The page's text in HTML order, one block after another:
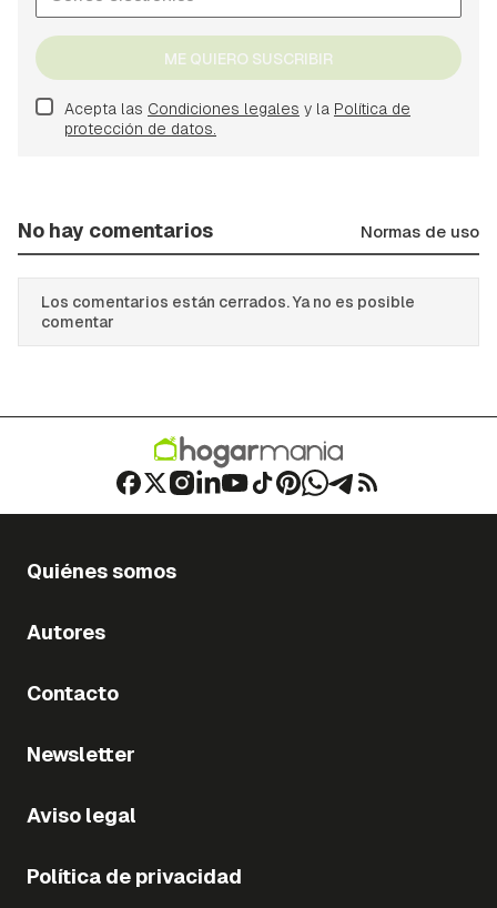
ME QUIERO SUSCRIBIR
Acepta las Condiciones legales y la Política de
protección de datos.
No hay comentarios Normas de uso
Los comentarios están cerrados. Ya no es posible
comentar
Quiénes somos
Autores
Contacto
Newsletter
Aviso legal
Política de privacidad